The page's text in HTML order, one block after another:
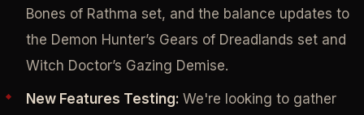
Bones of Rathma set, and the balance updates to
the Demon Hunter’s Gears of Dreadlands set and
Witch Doctor’s Gazing Demise.
New Features Testing: We're looking to gather